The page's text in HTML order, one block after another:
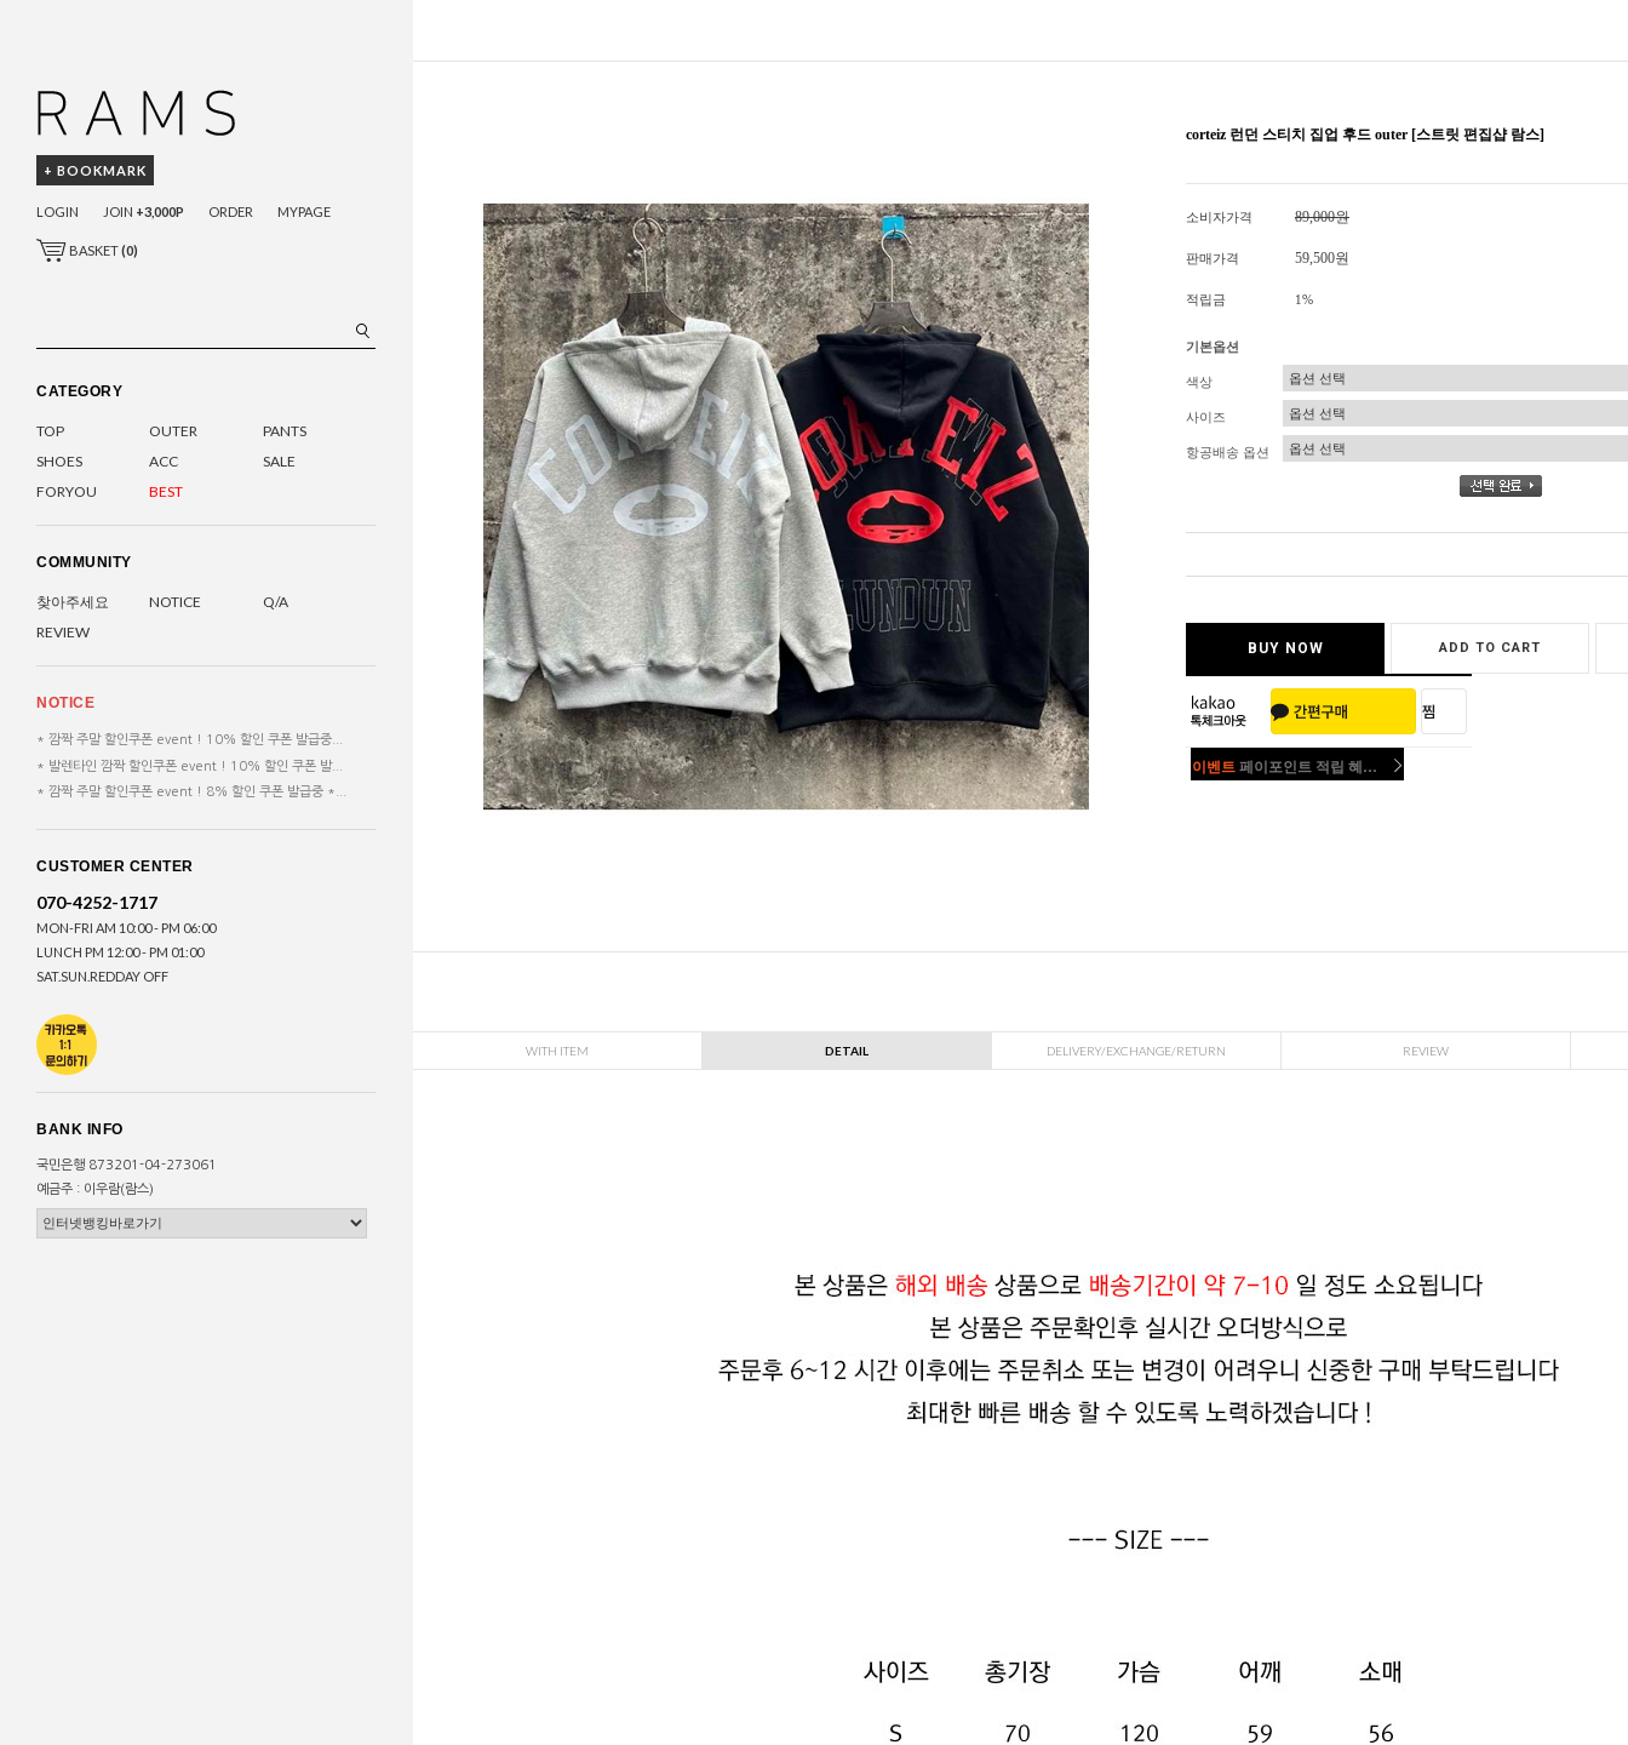
+ BOOKMARK
LOGIN JOIN +3,000P ORDER MYPAGE
BASKET(0)
CATEGORY
TOP OUTER
PANTS
SHOES
ACC
SALE
FORYOU
BEST
COMMUNITY
찾아주세요 NOTICE
Q/A
REVIEW
NOTICE
* 깜짝 주말 할인쿠폰 event ! 10% 할인 쿠폰 발급중...
* 발렌타인 깜짝 할인쿠폰 event ! 10% 할인 쿠폰 발...
* 깜짝 주말 할인쿠폰 event ! 8% 할인 쿠폰 발급중 *...
CUSTOMER CENTER
070-4252-1717
MON-FRI AM 10:00 - PM 06:00
LUNCH PM 12:00 - PM 01:00
SAT.SUN.REDDAY OFF
BANK INFO
국민은행 873201-04-273061
예금주 : 이우람(람스)
corteiz 런던 스티치 집업 후드 outer [스트릿 편집샵 람스]
소비자가격 89,000원
판매가격 59,500원
적립금 1%
기본옵션
색상
사이즈
항공배송 옵션
BUY NOW ADD TO CART
이벤트 페이포인트 적립 혜택 2배 UP!
WITH ITEM DETAIL DELIVERY/EXCHANGE/RETURN REVIEW